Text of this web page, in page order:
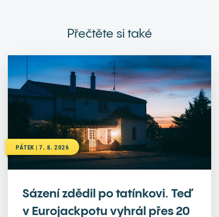
Přečtěte si také
PÁTEK | 7. 8. 2026
Sázení zdědil po tatínkovi. Teď
v Eurojackpotu vyhrál přes 20